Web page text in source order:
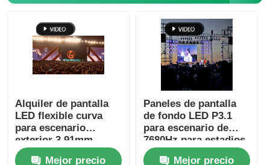
Alquiler de pantalla
LED flexible curva
para escenario
exterior 3.91mm
centros comerciales
Mejor precio
Paneles de pantalla
de fondo LED P3.1
para escenario de
7680Hz para estadios
de fútbol de alta
Mejor precio